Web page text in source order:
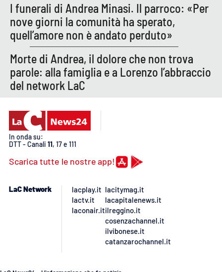
I funerali di Andrea Minasi. Il parroco: «Per
nove giorni la comunità ha sperato,
quell’amore non è andato perduto»
Morte di Andrea, il dolore che non trova
parole: alla famiglia e a Lorenzo l’abbraccio
del network LaC
In onda su:
DTT - Canali 11, 17 e 111
Scarica tutte le nostre app!
LaC Network
lacplay.it
lactv.it
laconair.it
lacitymag.it
lacapitalenews.it
ilreggino.it
cosenzachannel.it
ilvibonese.it
catanzarochannel.it